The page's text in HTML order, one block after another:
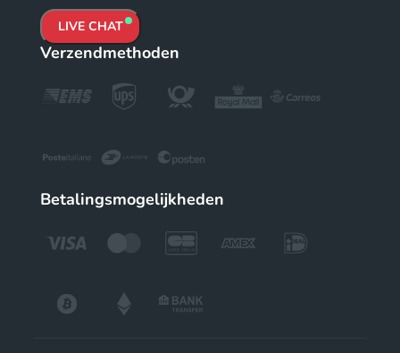
LIVE CHAT
Verzendmethoden
Betalingsmogelijkheden